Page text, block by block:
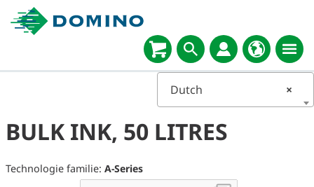
×
Dutch
BULK INK, 50 LITRES
Technologie familie: A-Series